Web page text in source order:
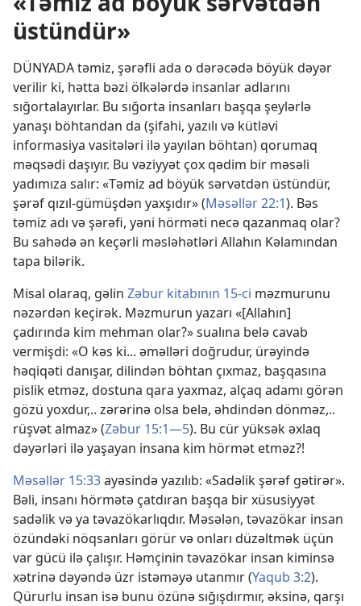
üstündür»
DÜNYADA təmiz, şərəfli ada o dərəcədə böyük dəyər
verilir ki, hətta bəzi ölkələrdə insanlar adlarını
sığortalayırlar. Bu sığorta insanları başqa şeylərlə
yanaşı böhtandan da (şifahi, yazılı və kütləvi
informasiya vasitələri ilə yayılan böhtan) qorumaq
məqsədi daşıyır. Bu vəziyyət çox qədim bir məsəli
yadımıza salır: «Təmiz ad böyük sərvətdən üstündür,
şərəf qızıl-gümüşdən yaxşıdır» (Məsəllər 22:1). Bəs
təmiz adı və şərəfi, yəni hörməti necə qazanmaq olar?
Bu sahədə ən keçərli məsləhətləri Allahın Kəlamından
tapa bilərik.
Misal olaraq, gəlin Zəbur kitabının 15-ci məzmurunu
nəzərdən keçirək. Məzmurun yazarı «[Allahın]
çadırında kim mehman olar?» sualına belə cavab
vermişdi: «O kəs ki... əməlləri doğrudur, ürəyində
həqiqəti danışar, dilindən böhtan çıxmaz, başqasına
pislik etməz, dostuna qara yaxmaz, alçaq adamı görən
gözü yoxdur,.. zərərinə olsa belə, əhdindən dönməz,..
rüşvət almaz» (Zəbur 15:1—5). Bu cür yüksək əxlaq
dəyərləri ilə yaşayan insana kim hörmət etməz?!
Məsəllər 15:33ayəsində yazılıb: «Sadəlik şərəf gətirər».
Bəli, insanı hörmətə çatdıran başqa bir xüsusiyyət
sadəlik və ya təvazökarlıqdır. Məsələn, təvazökar insan
özündəki nöqsanları görür və onları düzəltmək üçün
var gücü ilə çalışır. Həmçinin təvazökar insan kiminsə
xətrinə dəyəndə üzr istəməyə utanmır (Yaqub 3:2).
Qürurlu insan isə bunu özünə sığışdırmır, əksinə, qarşı